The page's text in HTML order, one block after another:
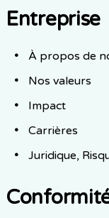
Entreprise
À propos de
Nos valeurs
Impact
Carrières
Juridique,